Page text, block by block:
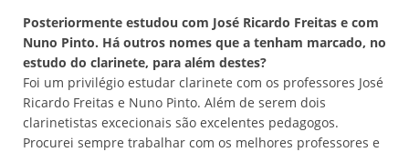
Posteriormente estudou com José Ricardo Freitas e com
Nuno Pinto. Há outros nomes que a tenham marcado, no
estudo do clarinete, para além destes?
Foi um privilégio estudar clarinete com os professores José
Ricardo Freitas e Nuno Pinto. Além de serem dois
clarinetistas excecionais são excelentes pedagogos.
Procurei sempre trabalhar com os melhores professores e